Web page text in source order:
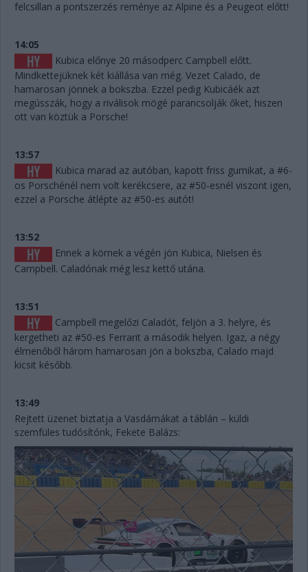
felcsillan a pontszerzés reménye az Alpine és a Peugeot előtt!
14:05
Kubica előnye 20 másodperc Campbell előtt.
Mindkettejüknek két kiállása van még. Vezet Calado, de
hamarosan jönnek a bokszba. Ezzel pedig Kubicáék azt
megússzák, hogy a riválisok mögé parancsolják őket, hiszen
ott van köztük a Porsche!
13:57
Kubica marad az autóban, kapott friss gumikat, a #6-
os Porschénél nem volt kerékcsere, az #50-esnél viszont igen,
ezzel a Porsche átlépte az #50-es autót!
13:52
Ennek a körnek a végén jön Kubica, Nielsen és
Campbell. Caladónak még lesz kettő utána.
13:51
Campbell megelőzi Caladót, feljön a 3. helyre, és
kergetheti az #50-es Ferrarit a második helyen. Igaz, a négy
élmenőből három hamarosan jön a bokszba, Calado majd
kicsit később.
13:49
Rejtett üzenet biztatja a Vasdámákat a táblán – küldi
szemfüles tudósítónk, Fekete Balázs: